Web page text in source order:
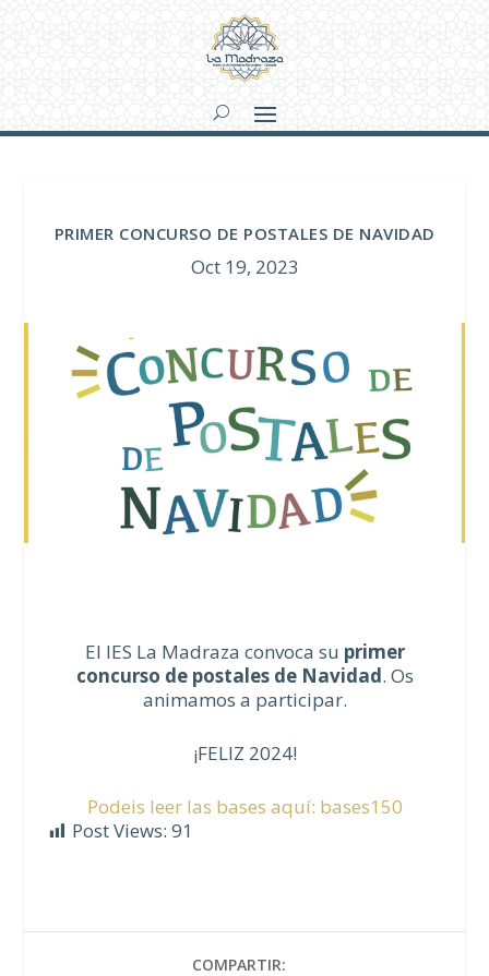
PRIMER CONCURSO DE POSTALES DE NAVIDAD
Oct 19, 2023
El IES La Madraza convoca su primer
concurso de postales de Navidad. Os
animamos a participar.
¡FELIZ 2024!
Podeis leer las bases aquí: bases150
Post Views: 91
COMPARTIR: